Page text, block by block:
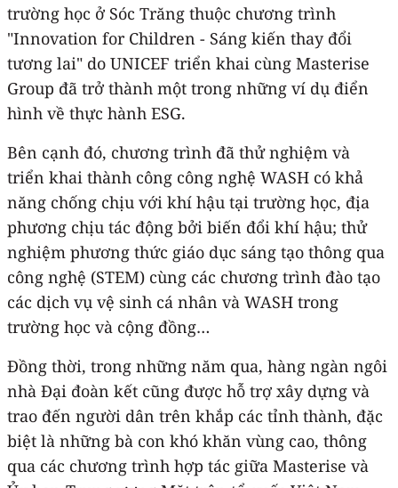
trường học ở Sóc Trăng thuộc chương trình
"Innovation for Children - Sáng kiến thay đổi
tương lai" do UNICEF triển khai cùng Masterise
Group đã trở thành một trong những ví dụ điển
hình về thực hành ESG.
Bên cạnh đó, chương trình đã thử nghiệm và
triển khai thành công công nghệ WASH có khả
năng chống chịu với khí hậu tại trường học, địa
phương chịu tác động bởi biến đổi khí hậu; thử
nghiệm phương thức giáo dục sáng tạo thông qua
công nghệ (STEM) cùng các chương trình đào tạo
các dịch vụ vệ sinh cá nhân và WASH trong
trường học và cộng đồng…
Đồng thời, trong những năm qua, hàng ngàn ngôi
nhà Đại đoàn kết cũng được hỗ trợ xây dựng và
trao đến người dân trên khắp các tỉnh thành, đặc
biệt là những bà con khó khăn vùng cao, thông
qua các chương trình hợp tác giữa Masterise và